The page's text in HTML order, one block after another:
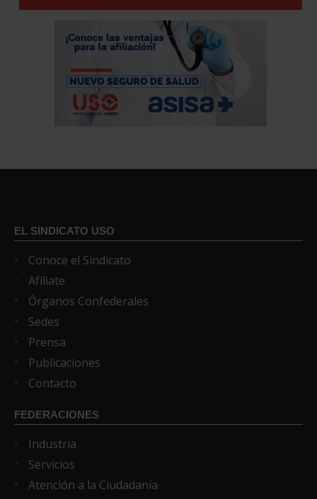
EL SINDICATO USO
Conoce el Sindicato
Afíliate
Órganos Confederales
Sedes
Prensa
Publicaciones
Contacto
FEDERACIONES
Industria
Servicios
Atención a la Ciudadanía